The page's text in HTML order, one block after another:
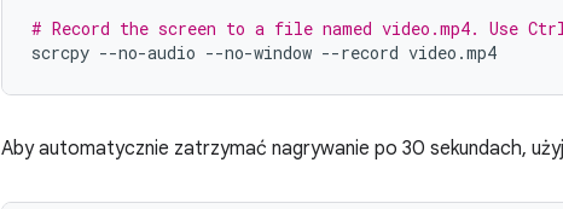
# Record the screen to a file named video.mp4. Use
scrcpy --no-audio --no-window --record
Aby automatycznie zatrzymać nagrywanie po 30 sekundach,